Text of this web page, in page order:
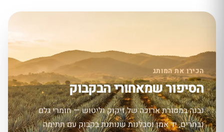
הכירו את המותג
הסיפור שמאחורי הבקבוק
נבנה במסורת ארוכה של זיקוק וליטוש — חומרי גלם
נבחרים, יד אמן וסבלנות שנותנת בקבוק עם חתימה